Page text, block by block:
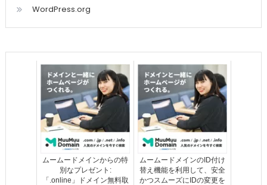
WordPress.org
ムームードメインからの特
別なプレゼント:
「.online」ドメイン無料取
ムームードメインのID付け
替え機能を利用して、安全
かつスムーズにIDの変更を